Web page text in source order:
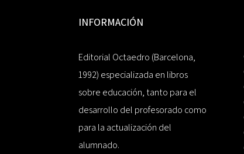
INFORMACIÓN
Editorial Octaedro (Barcelona,
1992) especializada en libros
sobre educación, tanto para el
desarrollo del profesorado como
para la actualización del
alumnado.